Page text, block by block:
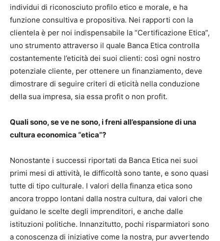
individui di riconosciuto profilo etico e morale, e ha
funzione consultiva e propositiva. Nei rapporti con la
clientela è per noi indispensabile la “Certificazione Etica”,
uno strumento attraverso il quale Banca Etica controlla
costantemente l’eticità dei suoi clienti: così ogni nostro
potenziale cliente, per ottenere un finanziamento, deve
dimostrare di seguire criteri di eticità nella conduzione
della sua impresa, sia essa profit o non profit.
Quali sono, se ve ne sono, i freni all’espansione di una
cultura economica “etica”?
Nonostante i successi riportati da Banca Etica nei suoi
primi mesi di attività, le difficoltà sono tante, e sono quasi
tutte di tipo culturale. I valori della finanza etica sono
ancora troppo lontani dalla nostra cultura, dai valori che
guidano le scelte degli imprenditori, e anche dalle
istituzioni politiche. Innanzitutto, pochi risparmiatori sono
a conoscenza di iniziative come la nostra, pur avvertendo